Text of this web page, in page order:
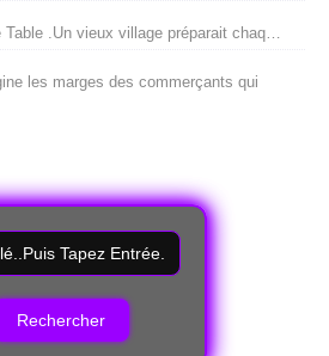
Table .Un vieux village préparait chaq…
les marges des commerçants qui